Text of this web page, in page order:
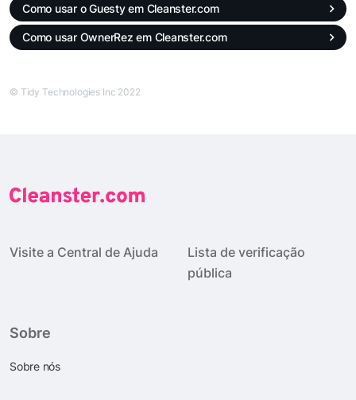
Como usar o Guesty em Cleanster.com
Como usar OwnerRez em Cleanster.com
© Tidy Technologies Inc 2022
Visite a Central de Ajuda
Lista de verificação
pública
Sobre
Sobre nós